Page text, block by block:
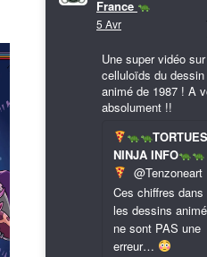
France
5 Avr
Une super vidéo
celluloïds du dessin
animé de 1987 ! A
absolument !!
TORTUES
NINJA INFO
@Tenzoneart
Ces chiffres dans
les dessins
ne sont PAS une
erreur…